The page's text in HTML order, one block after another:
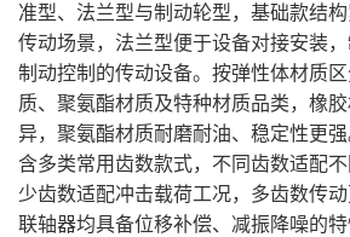
准型、法兰型与制动轮型，基础款结
传动场景，法兰型便于设备对接安装
制动控制的传动设备。按弹性体材质
质、聚氨酯材质及特种材质品类，橡
异，聚氨酯材质耐磨耐油、稳定性更
含多类常用齿数款式，不同齿数适配不
少齿数适配冲击载荷工况，多齿数传
联轴器均具备位移补偿、减振降噪的